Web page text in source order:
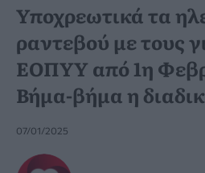
Υποχρεωτικά τα
ραντεβού με τους
ΕΟΠΥΥ από 1η
Βήμα-βήμα η
07/01/2025